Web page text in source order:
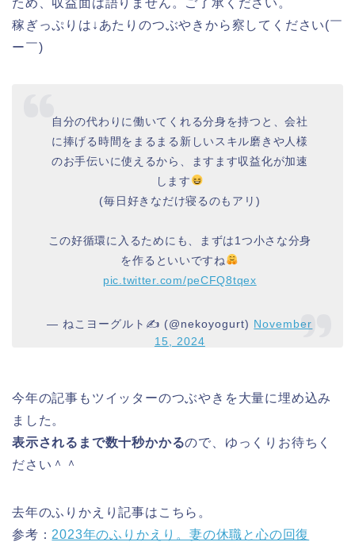
ため、収益面は語りません。ご了承ください。
稼ぎっぷりは↓あたりのつぶやきから察してください(￣
ー￣)
自分の代わりに働いてくれる分身を持つと、会社
に捧げる時間をまるまる新しいスキル磨きや人様
のお手伝いに使えるから、ますます収益化が加速
します
(毎日好きなだけ寝るのもアリ)
この好循環に入るためにも、まずは1つ小さな分身
を作るといいですね
pic.twitter.com/peCFQ8tqex
— ねこヨーグルト✍️ (@nekoyogurt) November
15, 2024
今年の記事もツイッターのつぶやきを大量に埋め込み
ました。
表示されるまで数十秒かかるので、ゆっくりお待ちく
ださい＾＾
去年のふりかえり記事はこちら。
参考： 2023年のふりかえり。妻の休職と心の回復